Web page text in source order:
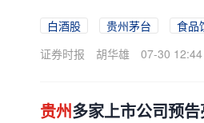
白酒股 贵州茅台
食品
证券时报
胡华雄 07-30 12:44
贵州多家上市公司预